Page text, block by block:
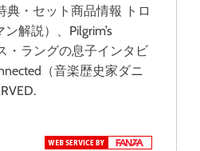
・セット商品情報 トロ
解説）、Pilgrim’s
・ラングの息子インタビ
（音楽歴史家ダニ